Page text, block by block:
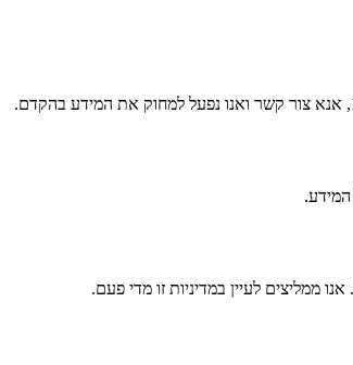
ממליצים לעיין במדיניות זו מדי פעם.